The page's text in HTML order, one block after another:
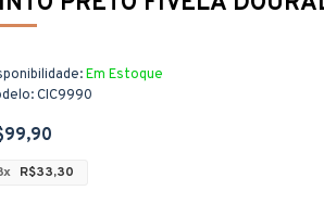
Em Estoque
CIC9990
R$33,30